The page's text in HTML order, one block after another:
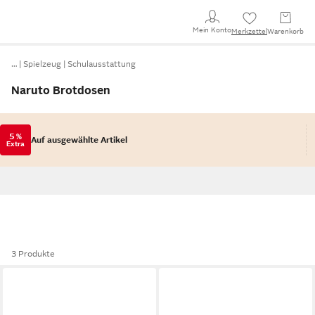
Mein KontoMerkzettel Warenkorb
… Spielzeug Schulausstattung
Naruto Brotdosen
5 %
Extra Auf ausgewählte Artikel
3 Produkte